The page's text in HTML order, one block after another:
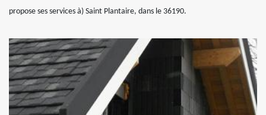
propose ses services à) Saint Plantaire, dans le 36190.